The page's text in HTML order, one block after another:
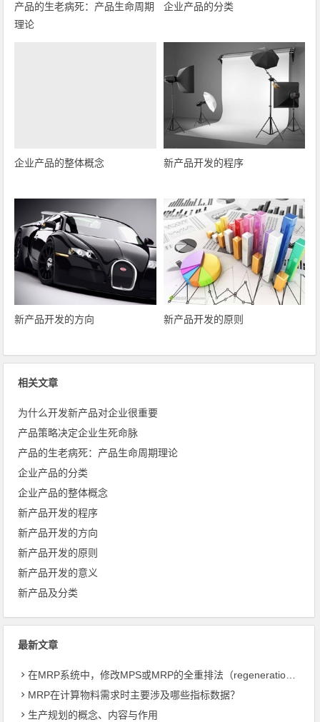
产品的生老病死：产品生命周期
理论
企业产品的分类
企业产品的整体概念 新产品开发的程序
新产品开发的方向 新产品开发的原则
相关文章
为什么开发新产品对企业很重要
产品策略决定企业生死命脉
产品的生老病死：产品生命周期理论
企业产品的分类
企业产品的整体概念
新产品开发的程序
新产品开发的方向
新产品开发的原则
新产品开发的意义
新产品及分类
最新文章
在MRP系统中，修改MPS或MRP的全重排法（regeneration）和净改变法？
MRP在计算物料需求时主要涉及哪些指标数据？
生产规划的概念、内容与作用